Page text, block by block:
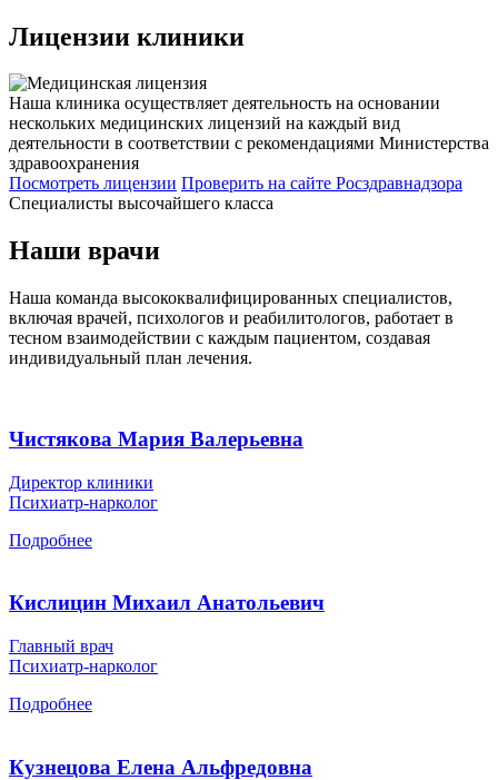
Лицензии клиники
Наша клиника осуществляет деятельность на основании
нескольких медицинских лицензий на каждый вид
деятельности в соответствии с рекомендациями Министерства
здравоохранения
Посмотреть лицензии Проверить на сайте Росздравнадзора
Специалисты высочайшего класса
Наши врачи
Наша команда высококвалифицированных специалистов,
включая врачей, психологов и реабилитологов, работает в
тесном взаимодействии с каждым пациентом, создавая
индивидуальный план лечения.
Чистякова Мария Валерьевна
Директор клиники
Психиатр-нарколог
Подробнее
Кислицин Михаил Анатольевич
Главный врач
Психиатр-нарколог
Подробнее
Кузнецова Елена Альфредовна